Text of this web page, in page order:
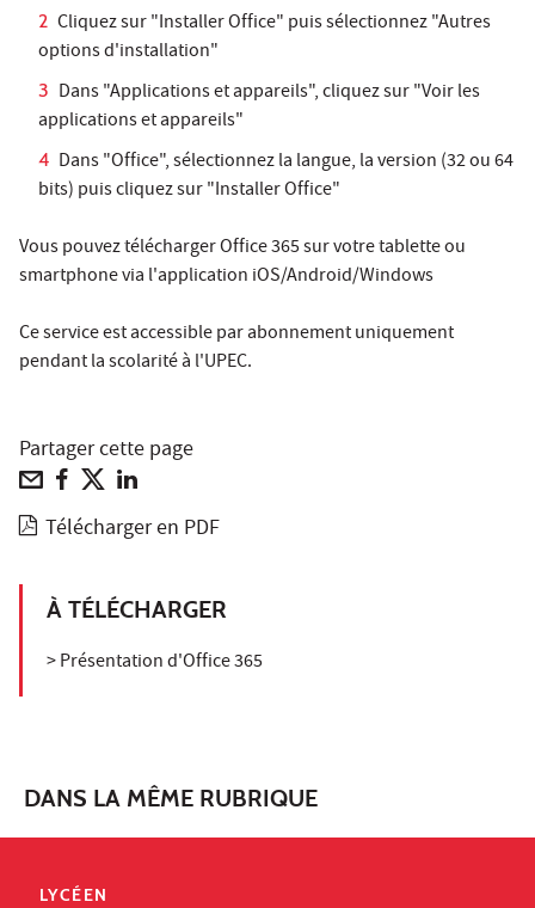
Cliquez sur "Installer Office" puis sélectionnez "Autres
options d'installation"
Dans "Applications et appareils", cliquez sur "Voir les
applications et appareils"
Dans "Office", sélectionnez la langue, la version (32 ou 64
bits) puis cliquez sur "Installer Office"
Vous pouvez télécharger Office 365 sur votre tablette ou
smartphone via l'application iOS/Android/Windows
Ce service est accessible par abonnement uniquement
pendant la scolarité à l'UPEC.
Partager cette page
Télécharger en PDF
À TÉLÉCHARGER
> Présentation d'Office 365
DANS LA MÊME RUBRIQUE
LYCÉEN